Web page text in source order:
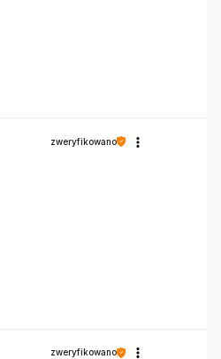
zweryfikowano
zweryfikowano